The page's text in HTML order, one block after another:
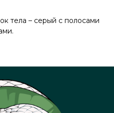
тела – серый с полосами